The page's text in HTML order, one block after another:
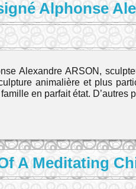
Alphonse
Alexandre ARSON,
animalière et plus
en parfait état. D’autres
A Meditating